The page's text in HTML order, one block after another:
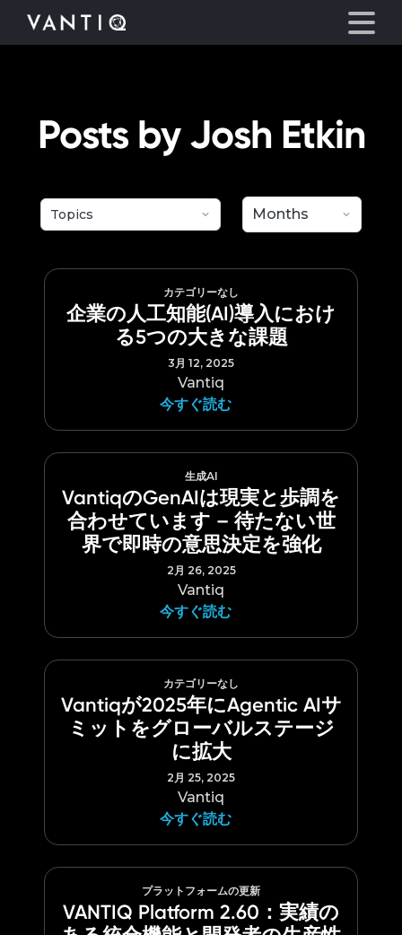
パートナーシップ
お役立ち情報
会社情報
Posts by Josh Etkin
カテゴリーなし
企業の人工知能(AI)導入におけ
る5つの大きな課題
3月 12, 2025
Vantiq
今すぐ読む
生成AI
VantiqのGenAIは現実と歩調を
合わせています – 待たない世
界で即時の意思決定を強化
2月 26, 2025
Vantiq
今すぐ読む
カテゴリーなし
Vantiqが2025年にAgentic AIサ
ミットをグローバルステージ
に拡大
2月 25, 2025
Vantiq
今すぐ読む
プラットフォームの更新
VANTIQ Platform 2.60：実績の